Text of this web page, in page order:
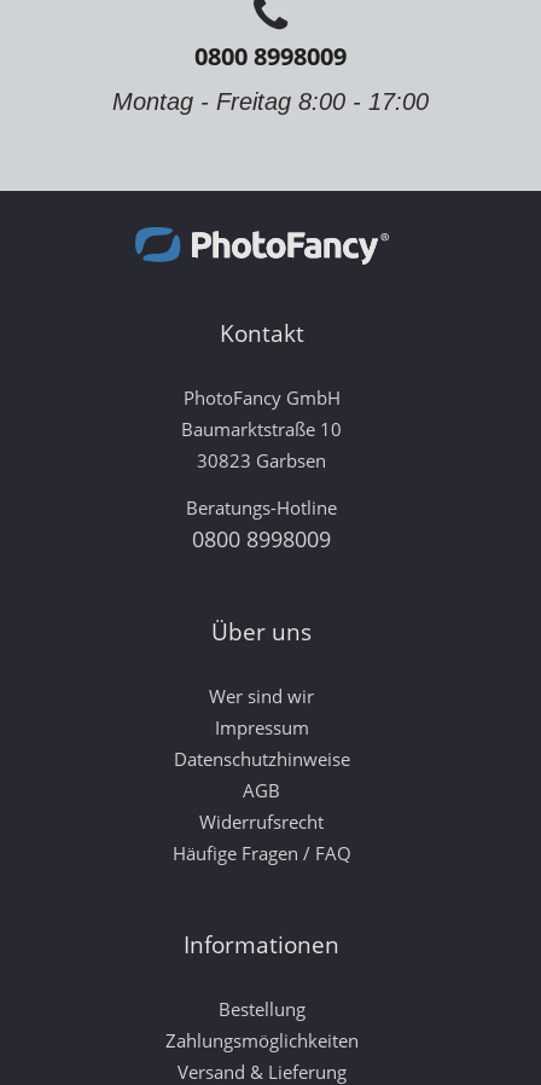
0800 8998009
Montag - Freitag 8:00 - 17:00
Kontakt
PhotoFancy GmbH
Baumarktstraße 10
30823 Garbsen
Beratungs-Hotline
0800 8998009
Über uns
Wer sind wir
Impressum
Datenschutzhinweise
AGB
Widerrufsrecht
Häufige Fragen / FAQ
Informationen
Bestellung
Zahlungsmöglichkeiten
Versand & Lieferung